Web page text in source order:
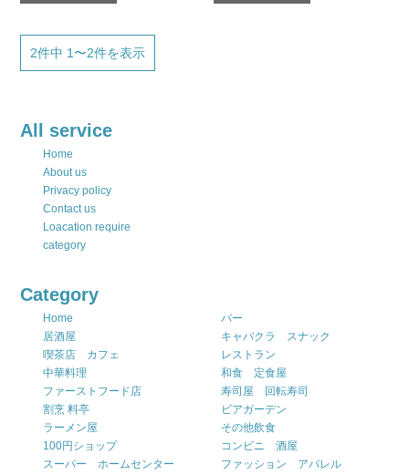
2件中 1〜2件を表示
All service
Home
About us
Privacy policy
Contact us
Loacation require
category
Category
Home
バー
居酒屋
キャバクラ スナック
喫茶店 カフェ
レストラン
中華料理
和食 定食屋
ファーストフード店
寿司屋 回転寿司
割烹 料亭
ビアガーデン
ラーメン屋
その他飲食
100円ショップ
コンビニ 酒屋
スーパー ホームセンター
ファッション アパレル